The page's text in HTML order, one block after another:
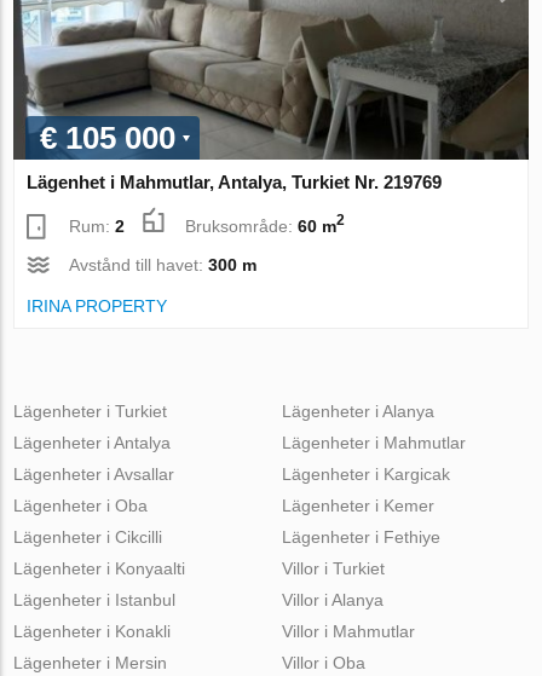
€ 105 000
Lägenhet i Mahmutlar, Antalya, Turkiet Nr. 219769
Rum:2 Bruksområde:60 m2
Avstånd till havet:300 m
IRINA PROPERTY
Lägenheter i Turkiet
Lägenheter i Antalya
Lägenheter i Avsallar
Lägenheter i Oba
Lägenheter i Cikcilli
Lägenheter i Alanya
Lägenheter i Mahmutlar
Lägenheter i Kargicak
Lägenheter i Kemer
Lägenheter i Fethiye
Lägenheter i Konyaalti
Lägenheter i Istanbul
Lägenheter i Konakli
Lägenheter i Mersin
Villor i Turkiet
Villor i Alanya
Villor i Mahmutlar
Villor i Oba